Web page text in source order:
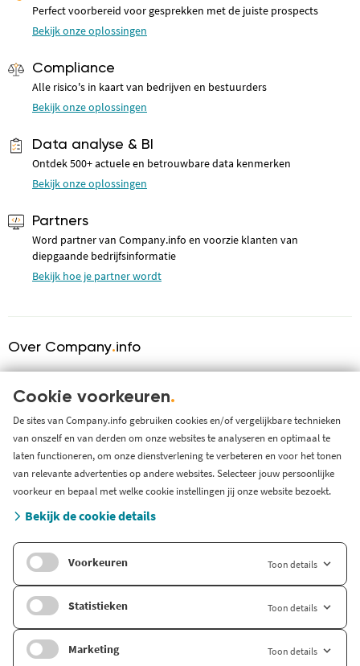
Perfect voorbereid voor gesprekken met de juiste prospects
Bekijk onze oplossingen
Compliance
Alle risico's in kaart van bedrijven en bestuurders
Bekijk onze oplossingen
Data analyse & BI
Ontdek 500+ actuele en betrouwbare data kenmerken
Bekijk onze oplossingen
Partners
Word partner van Company.info en voorzie klanten van
diepgaande bedrijfsinformatie
Bekijk hoe je partner wordt
Over Company.info
Over ons
KVK serviceprovider
Werken bij Company.info
Blog
Support
Systeem status en storingen
Zoek branche-informatie
Internationaal
Company.info Deutschland
Company.info English
Cookie voorkeuren.
De sites van Company.info gebruiken cookies en/of vergelijkbare technieken
van onszelf en van derden om onze websites te analyseren en optimaal te
laten functioneren, om onze dienstverlening te verbeteren en voor het tonen
van relevante advertenties op andere websites. Selecteer jouw persoonlijke
voorkeur en bepaal met welke cookie instellingen jij onze website bezoekt.
Bekijk de cookie details
Voorkeuren Toon details
Statistieken Toon details
Marketing Toon details